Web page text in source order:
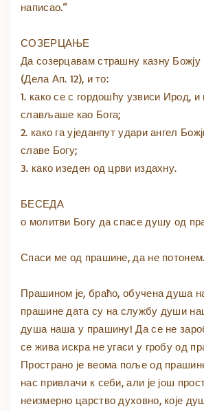
написао.“
СОЗЕРЦАЊЕ
Да созерцавам страшну казну
(Дела Ап. 12), и то:
1. како се с гордошћу узвиси Ирод, и
слављаше као Бога;
2. како га уједанпут удари ангел
славе Богу;
3. како изеден од црви издахну.
БЕСЕДА
о молитви Богу да спасе душу од
Спаси ме од прашине, да не
Прашином је, браћо, обучена душа
прашине дата су на службу души
душа наша у прашину! Да се не
се жива искра не угаси у гробу од
Пространо је веома поље од
нас привлачи к себи, али је још
неизмерно царство духовно, које